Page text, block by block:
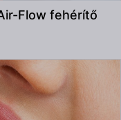
Flow fehérítő